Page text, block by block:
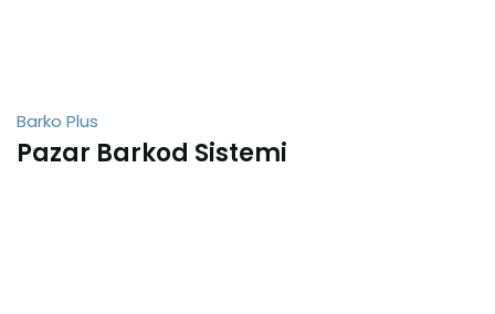
Barko Plus
Pazar Barkod Sistemi